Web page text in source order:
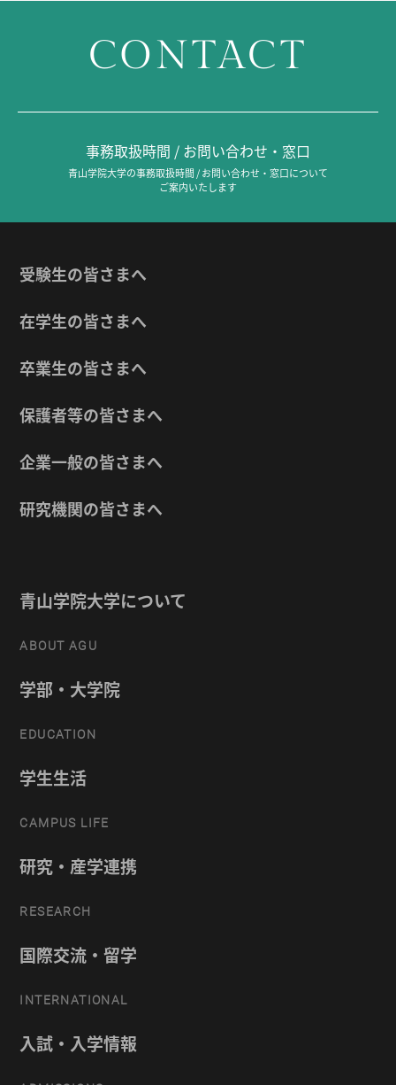
CONTACT
事務取扱時間 / お問い合わせ・窓口
青山学院大学の事務取扱時間 / お問い合わせ・窓口について
ご案内いたします
受験生の皆さまへ
在学生の皆さまへ
卒業生の皆さまへ
保護者等の皆さまへ
企業一般の皆さまへ
研究機関の皆さまへ
青山学院大学について
ABOUT AGU
学部・大学院
EDUCATION
学生生活
CAMPUS LIFE
研究・産学連携
RESEARCH
国際交流・留学
INTERNATIONAL
入試・入学情報